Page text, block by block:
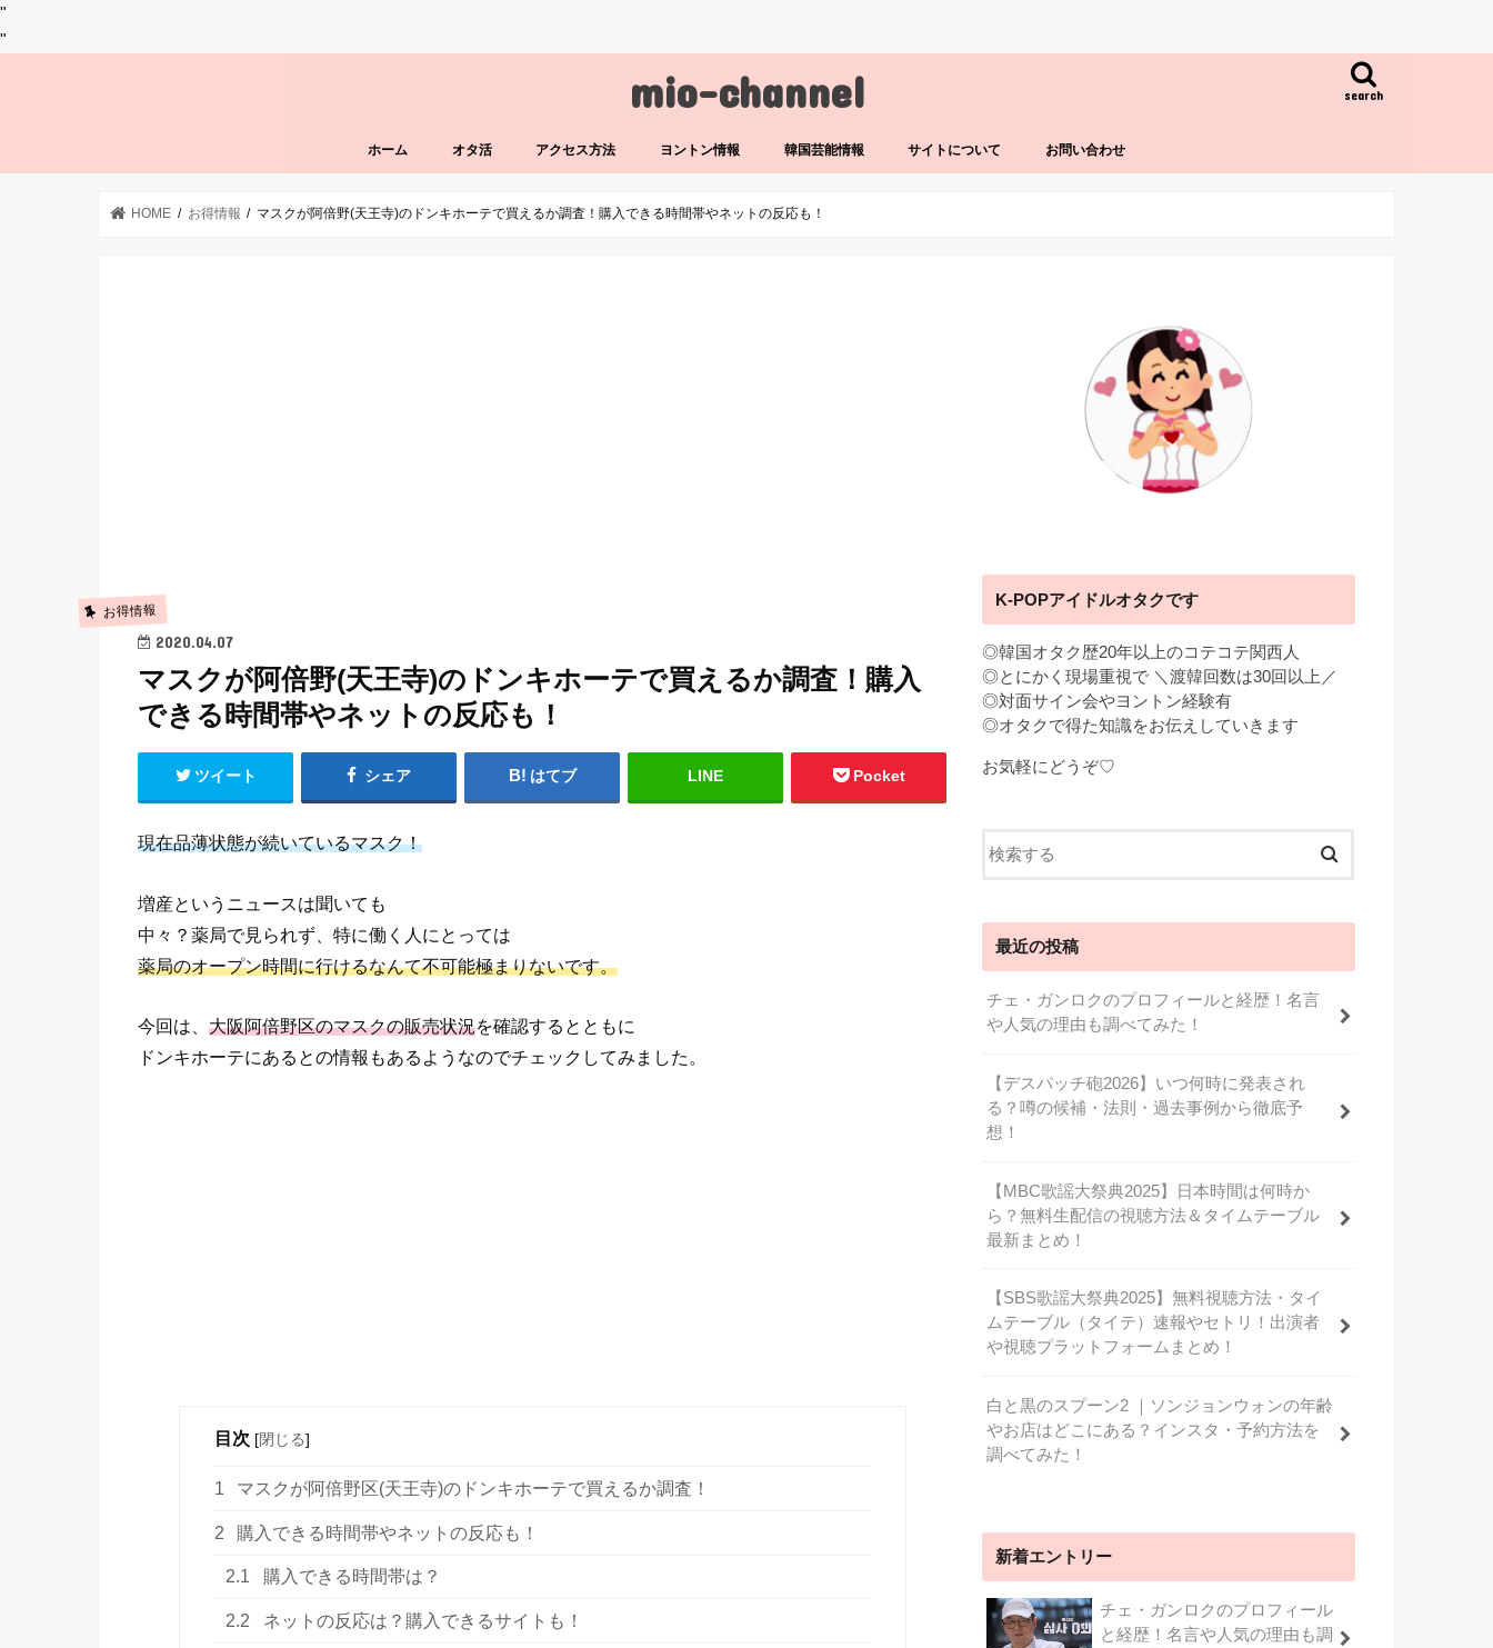
"
"
mio-channel search
ホーム オタ活 アクセス方法 ヨントン情報 韓国芸能情報 サイトについて お問い合わせ
HOME お得情報 マスクが阿倍野(天王寺)のドンキホーテで買えるか調査！購入できる時間帯やネットの反応も！
お得情報
2020.04.07
マスクが阿倍野(天王寺)のドンキホーテで買えるか調査！購入
できる時間帯やネットの反応も！
ツイート シェア はてブ LINE Pocket
現在品薄状態が続いているマスク！
増産というニュースは聞いても
中々？薬局で見られず、特に働く人にとっては
薬局のオープン時間に行けるなんて不可能極まりないです。
今回は、 大阪阿倍野区のマスクの販売状況を確認するとともに
ドンキホーテにあるとの情報もあるようなのでチェックしてみました。
目次 [閉じる]
1 マスクが阿倍野区(天王寺)のドンキホーテで買えるか調査！
2 購入できる時間帯やネットの反応も！
2.1 購入できる時間帯は？
2.2 ネットの反応は？購入できるサイトも！
K-POPアイドルオタクです
◎韓国オタク歴20年以上のコテコテ関西人
◎とにかく現場重視で ＼渡韓回数は30回以上／
◎対面サイン会やヨントン経験有
◎オタクで得た知識をお伝えしていきます
お気軽にどうぞ♡
最近の投稿
チェ・ガンロクのプロフィールと経歴！名言
や人気の理由も調べてみた！
【デスパッチ砲2026】いつ何時に発表され
る？噂の候補・法則・過去事例から徹底予
想！
【MBC歌謡大祭典2025】日本時間は何時か
ら？無料生配信の視聴方法＆タイムテーブル
最新まとめ！
【SBS歌謡大祭典2025】無料視聴方法・タイ
ムテーブル（タイテ）速報やセトリ！出演者
や視聴プラットフォームまとめ！
白と黒のスプーン2 ｜ソンジョンウォンの年齢
やお店はどこにある？インスタ・予約方法を
調べてみた！
新着エントリー
チェ・ガンロクのプロフィール
と経歴！名言や人気の理由も調